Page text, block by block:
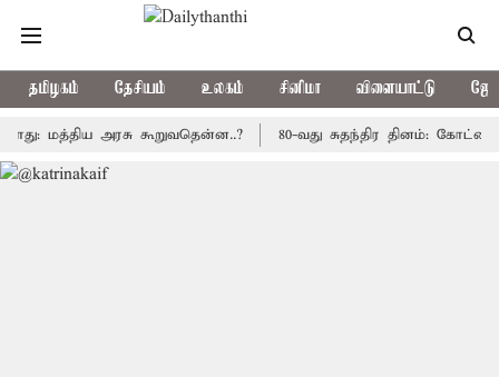
தமிழகம் தேசியம் உலகம் சினிமா விளையாட்டு
அரசு கூறுவதென்ன..? 80-வது சுதந்திர தினம்: கோட்டை